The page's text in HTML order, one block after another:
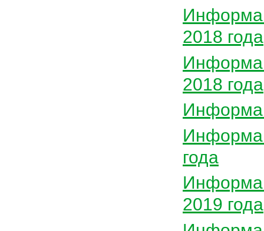
2018 года
2018 года
года
2019 года